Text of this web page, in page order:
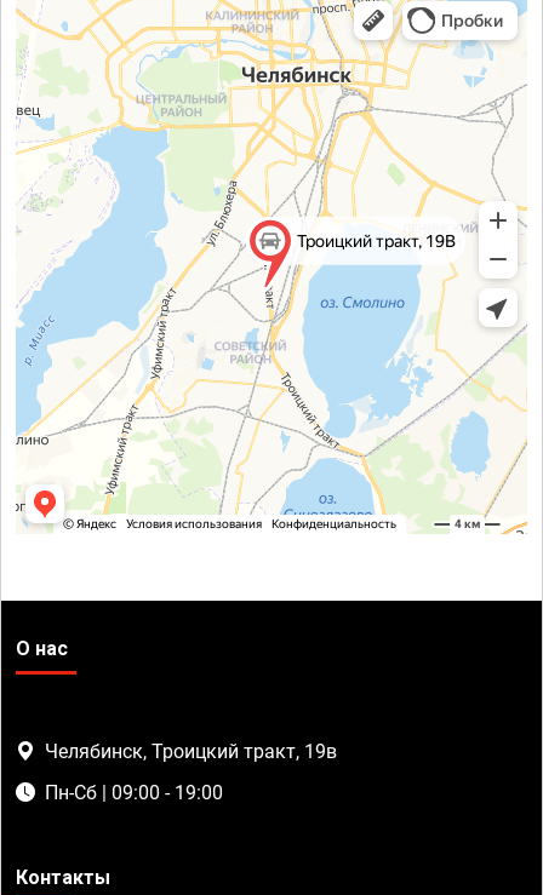
О нас
Челябинск, Троицкий тракт, 19в
Пн-Сб | 09:00 - 19:00
Контакты